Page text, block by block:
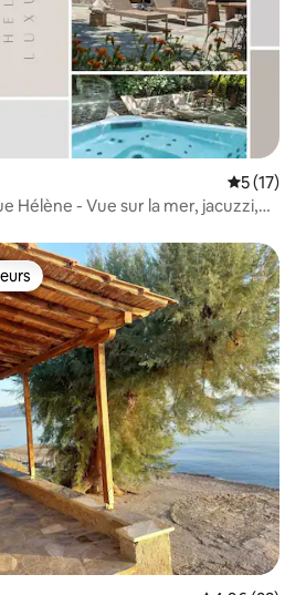
5 (17)
Hélène - Vue sur la mer, jacuzzi,